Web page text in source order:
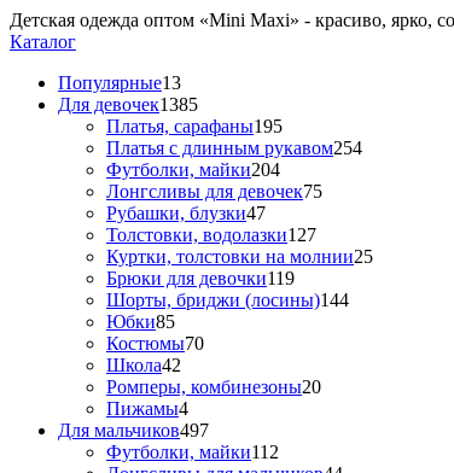
Детская одежда оптом «Mini Maxi» - красиво, ярко,
Каталог
Популярные13
Для девочек1385
Платья, сарафаны195
Платья с длинным рукавом254
Футболки, майки204
Лонгсливы для девочек75
Рубашки, блузки47
Толстовки, водолазки127
Куртки, толстовки на молнии25
Брюки для девочки119
Шорты, бриджи (лосины)144
Юбки85
Костюмы70
Школа42
Ромперы, комбинезоны20
Пижамы4
Для мальчиков497
Футболки, майки112